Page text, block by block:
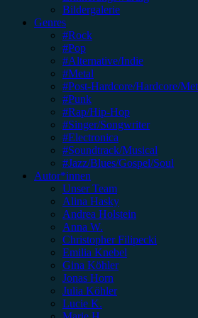
Bildergalerie
Genres
#Rock
#Pop
#Alternative/Indie
#Metal
#Post-Hardcore/Hardcore/
#Punk
#Rap/Hip-Hop
#Singer/Songwriter
#Electronica
#Soundtrack/Musical
#Jazz/Blues/Gospel/Soul
Autor*innen
Unser Team
Alina Hasky
Andrea Holstein
Anna W.
Christopher Filipecki
Emilia Knebel
Gina Köhler
Jonas Horn
Julia Köhler
Lucie K.